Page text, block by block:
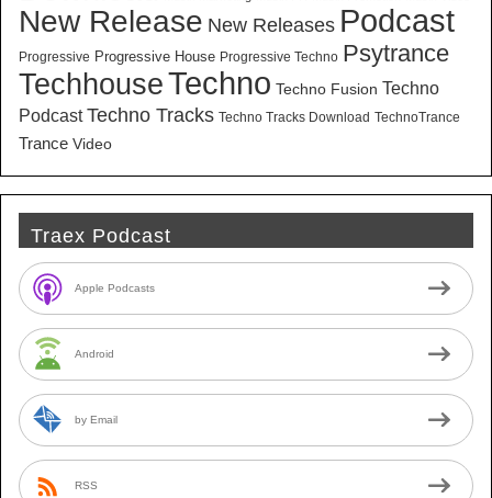
New Release New Releases Podcast
Progressive Progressive House Progressive Techno Psytrance
TechhouseTechno Techno Fusion Techno
Podcast Techno Tracks Techno Tracks Download TechnoTrance
Trance Video
Traex Podcast
Apple Podcasts
Android
by Email
RSS